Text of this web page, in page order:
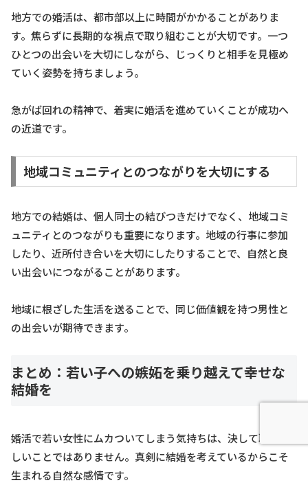
地方での婚活は、都市部以上に時間がかかることがありま
す。焦らずに長期的な視点で取り組むことが大切です。一つ
ひとつの出会いを大切にしながら、じっくりと相手を見極め
ていく姿勢を持ちましょう。
急がば回れの精神で、着実に婚活を進めていくことが成功へ
の近道です。
地域コミュニティとのつながりを大切にする
地方での結婚は、個人同士の結びつきだけでなく、地域コミ
ュニティとのつながりも重要になります。地域の行事に参加
したり、近所付き合いを大切にしたりすることで、自然と良
い出会いにつながることがあります。
地域に根ざした生活を送ることで、同じ価値観を持つ男性と
の出会いが期待できます。
まとめ：若い子への嫉妬を乗り越えて幸せな
結婚を
婚活で若い女性にムカついてしまう気持ちは、決して恥ずか
しいことではありません。真剣に結婚を考えているからこそ
生まれる自然な感情です。